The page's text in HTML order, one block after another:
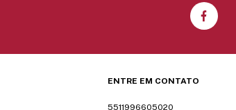
ENTRE EM CONTATO
5511996605020